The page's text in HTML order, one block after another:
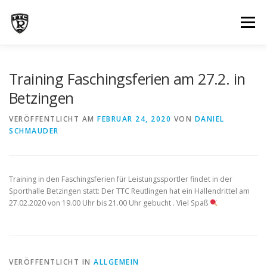
Inhalt
springen
Menü
Training Faschingsferien am 27.2. in
Betzingen
VERÖFFENTLICHT AM FEBRUAR 24, 2020 VON DANIEL
SCHMAUDER
Training in den Faschingsferien für Leistungssportler findet in der
Sporthalle Betzingen statt: Der TTC Reutlingen hat ein Hallendrittel am
27.02.2020 von 19.00 Uhr bis 21.00 Uhr gebucht . Viel Spaß
VERÖFFENTLICHT IN ALLGEMEIN